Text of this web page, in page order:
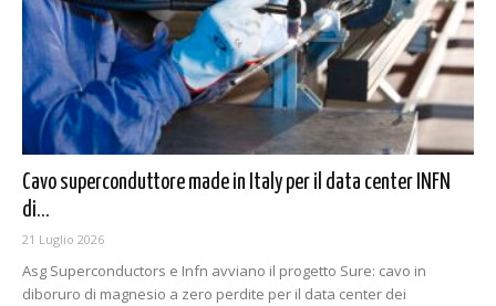
Cavo superconduttore made in Italy per il data center INFN
di...
21 Luglio 2026
Asg Superconductors e Infn avviano il progetto Sure: cavo in
diboruro di magnesio a zero perdite per il data center dei